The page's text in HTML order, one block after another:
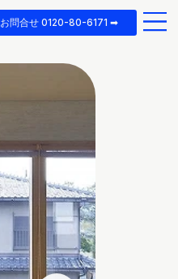
お問合せ 0120-80-6171 ➡